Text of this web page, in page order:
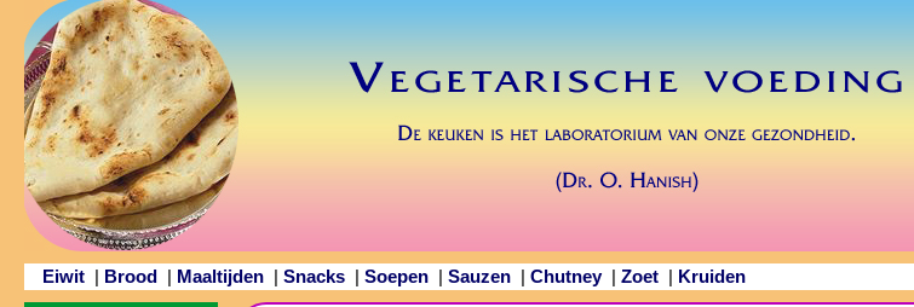
Eiwit Brood Maaltijden Snacks Soepen Sauzen Chutney| Zoet Kruiden